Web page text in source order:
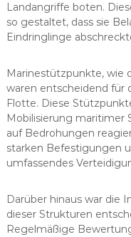
Landangriffe boten.
so gestaltet, dass sie
Eindringlinge
Marinestützpunkte, wie
waren entscheidend für
Flotte. Diese
Mobilisierung maritimer
auf Bedrohungen
starken Befestigungen
umfassendes
Darüber hinaus war die
dieser Strukturen
Regelmäßige